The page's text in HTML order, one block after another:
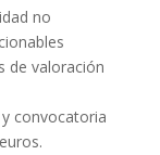
no
de valoración
convocatoria